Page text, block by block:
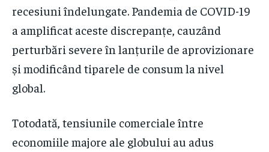
recesiuni îndelungate. Pandemia de COVID-19
a amplificat aceste discrepanțe, cauzând
perturbări severe în lanțurile de aprovizionare
și modificând tiparele de consum la nivel
global.
Totodată, tensiunile comerciale între
economiile majore ale globului au adus